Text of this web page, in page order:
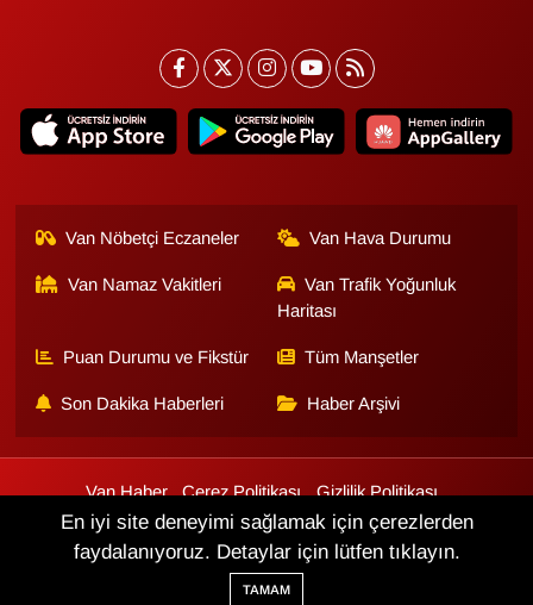
Van Nöbetçi Eczaneler Van Hava Durumu
Van Namaz Vakitleri
Van Trafik Yoğunluk
Haritası
Puan Durumu ve Fikstür Tüm Manşetler
Son Dakika Haberleri Haber Arşivi
Van Haber Çerez Politikası
Gizlilik Politikası
Üyelik Sözleşmesi
Veri Politikası Künye İletişim
Haber Yazılımı:TE Bilişim
En iyi site deneyimi sağlamak için çerezlerden
faydalanıyoruz. Detaylar için lütfen tıklayın.
TAMAM